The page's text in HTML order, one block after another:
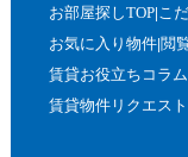
お部屋探しTOP こ
お気に入り物件 閲
賃貸お役立ちコラム
賃貸物件リクエスト